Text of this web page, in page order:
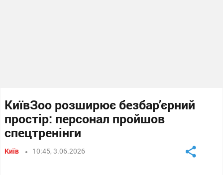
КиївЗоо розширює безбар’єрний
простір: персонал пройшов
спецтренінги
Київ 10:45, 3.06.2026